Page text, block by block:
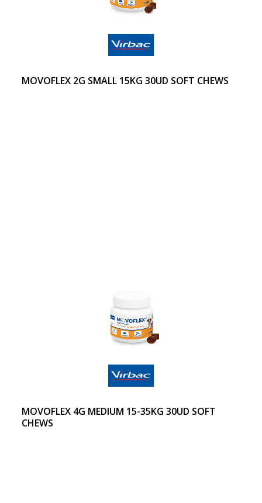
MOVOFLEX 2G SMALL 15KG 30UD SOFT CHEWS
MOVOFLEX 4G MEDIUM 15-35KG 30UD SOFT
CHEWS